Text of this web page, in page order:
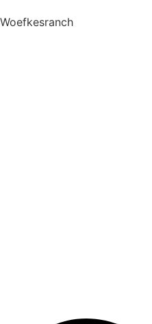
Woefkesranch